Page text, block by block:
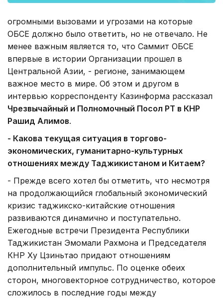
огромными вызовами и угрозами на которые
ОБСЕ должно было ответить, но не отвечало. Не
менее важным является то, что Саммит ОБСЕ
впервые в истории Организации прошел в
Центральной Азии, - регионе, занимающем
важное место в мире. Об этом и другом в
интервью корреспонденту Казинформа рассказал
Чрезвычайный и Полномочный Посол РТ в КНР
Рашид Алимов.
- Какова текущая ситуация в торгово-
экономических, гуманитарно-культурных
отношениях между Таджикистаном и Китаем?
- Прежде всего хотел бы отметить, что несмотря
на продолжающийся глобальный экономический
кризис таджикско-китайские отношения
развиваются динамично и поступательно.
Ежегодные встречи Президента Республики
Таджикистан Эмомали Рахмона и Председателя
КНР Ху Цзиньтао придают отношениям
дополнительный импульс. По оценке обеих
сторон, многовекторное сотрудничество, которое
сложилось в последние годы между